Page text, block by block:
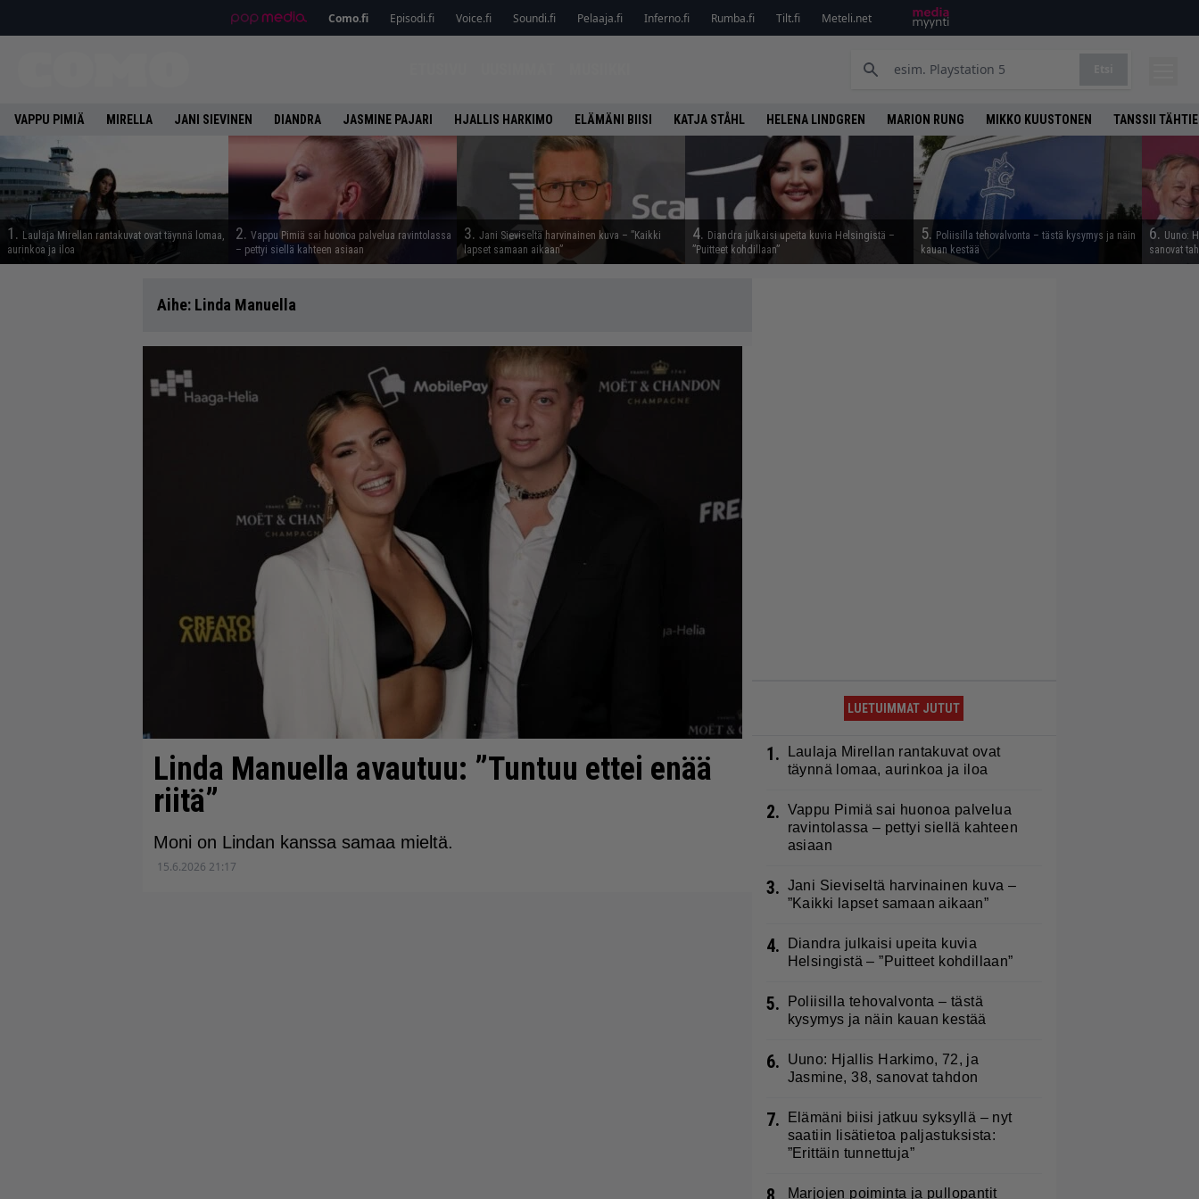
Como.fi Episodi.fi Voice.fi Soundi.fi Pelaaja.fi Inferno.fi Rumba.fi Tilt.fi Meteli.net
VAPPU PIMIÄ MIRELLA JANI SIEVINEN DIANDRA JASMINE PAJARI HJALLIS HARKIMO ELÄMÄNI BIISI KATJA STÅHL HELENA LINDGREN MARION RUNG MIKKO KUUSTONEN TANSSII
1. Laulaja Mirellan rantakuvat ovat täynnä lomaa,
aurinkoa ja iloa
2. Vappu Pimiä sai huonoa palvelua ravintolassa
– pettyi siellä kahteen asiaan
3. Jani Sieviseltä harvinainen kuva – ”Kaikki
lapset samaan aikaan”
4. Diandra julkaisi upeita kuvia Helsingistä –
”Puitteet kohdillaan”
5. Poliisilla tehovalvonta – tästä kysymys ja näin
kauan kestää
6. Uuno:
sanovat
Aihe: Linda Manuella
Linda Manuella avautuu: ”Tuntuu ettei enää
riitä”
Moni on Lindan kanssa samaa mieltä.
15.6.2026 21:17
LUETUIMMAT JUTUT
1.
Laulaja Mirellan rantakuvat ovat
täynnä lomaa, aurinkoa ja iloa
2. Vappu Pimiä sai huonoa palvelua
ravintolassa – pettyi siellä kahteen
asiaan
3. Jani Sieviseltä harvinainen kuva –
”Kaikki lapset samaan aikaan”
4.
Diandra julkaisi upeita kuvia
Helsingistä – ”Puitteet kohdillaan”
5.
Poliisilla tehovalvonta – tästä
kysymys ja näin kauan kestää
6.
Uuno: Hjallis Harkimo, 72, ja
Jasmine, 38, sanovat tahdon
7.
Elämäni biisi jatkuu syksyllä – nyt
saatiin lisätietoa paljastuksista:
”Erittäin tunnettuja”
Marjojen poiminta ja pullopantit